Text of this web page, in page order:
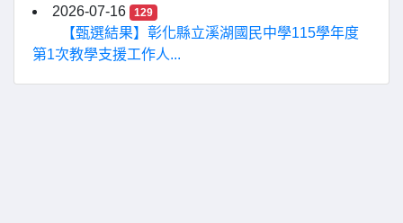
2026-07-16
129
【甄選結果】彰化縣立溪湖國民中學115學年度
第1次教學支援工作人...